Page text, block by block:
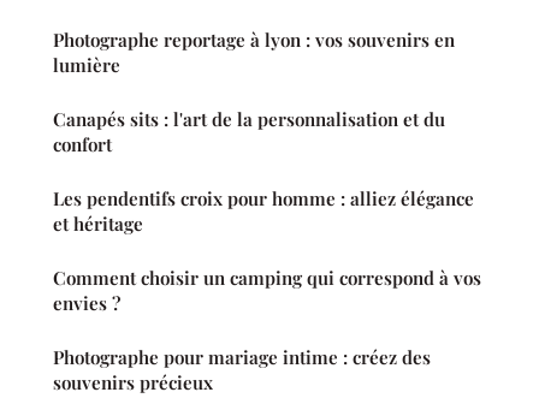
Photographe reportage à lyon : vos souvenirs en
lumière
Canapés sits : l'art de la personnalisation et du
confort
Les pendentifs croix pour homme : alliez élégance
et héritage
Comment choisir un camping qui correspond à vos
envies ?
Photographe pour mariage intime : créez des
souvenirs précieux